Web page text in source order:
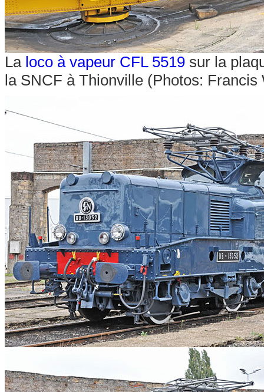
La loco à vapeur CFL 5519 sur la
la SNCF à Thionville (Photos: Francis